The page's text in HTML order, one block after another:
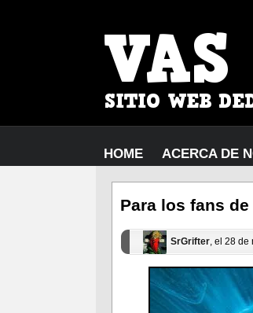
HOME ACERCA DE
Para los fans
SrGrifter, el 28 de